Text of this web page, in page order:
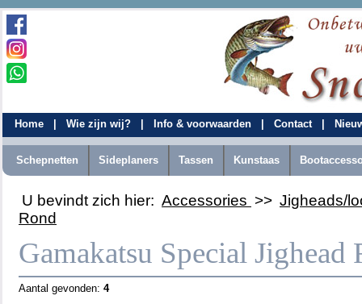
Home Wie zijn wij? Info & voorwaarden Contact
Schepnetten Sideplaners Tassen Kunstaas
U bevindt zich hier: Accessories >> Jigheads/
Rond
Gamakatsu Special Jighead
Aantal gevonden: 4